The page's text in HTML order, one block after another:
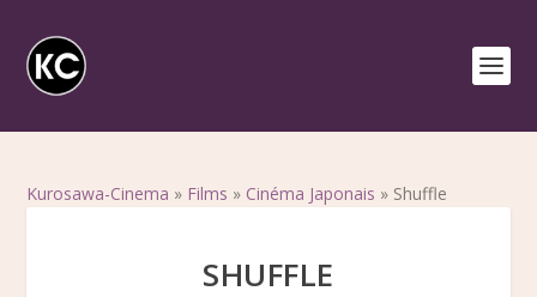
Kurosawa-Cinema » Films » Cinéma Japonais » Shuffle
SHUFFLE